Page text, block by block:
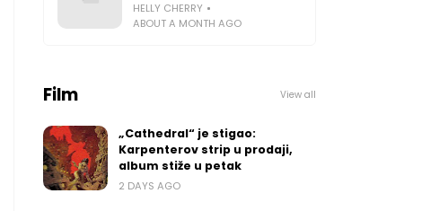
HELLY CHERRY
ABOUT A MONTH AGO
Film View all
„Cathedral“ je stigao:
Karpenterov strip u prodaji,
album stiže u petak
2 DAYS AGO